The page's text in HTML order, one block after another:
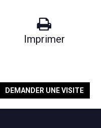
Imprimer
DEMANDER UNE VISITE